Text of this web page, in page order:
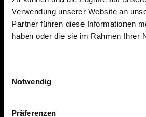
Verwendung unserer Website an
Partner führen diese Informationen
haben oder die sie im Rahmen Ihrer
Notwendig
Präferenzen
AKTUELLES & WISSEN
Finanzwissen
Ratgeber
News
HILFE & KONTAKT